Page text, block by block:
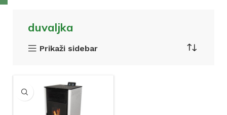
duvaljka
Prikaži sidebar